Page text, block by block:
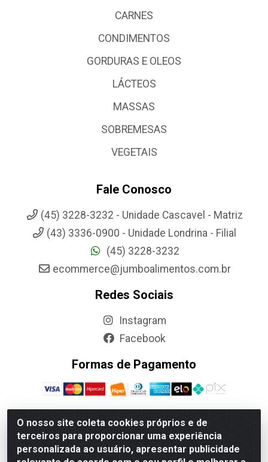
O nosso site coleta cookies próprios e de
terceiros para proporcionar uma experiência
personalizada ao usuário, apresentar publicidade
CARNES
CONDIMENTOS
GORDURAS E OLEOS
LÁCTEOS
MASSAS
SOBREMESAS
VEGETAIS
Fale Conosco
(45) 3228-3232 - Unidade Cascavel - Matriz
(43) 3336-0900 - Unidade Londrina - Filial
(45) 3228-3232
ecommerce@jumboalimentos.com.br
Redes Sociais
Instagram
Facebook
Formas de Pagamento
Jumbo Alimentos Cascavel - Matriz - Rua Itatiba Do Sul, 161 -
Santos Dumont, Cascavel-PR - CEP 85804-700- CNPJ